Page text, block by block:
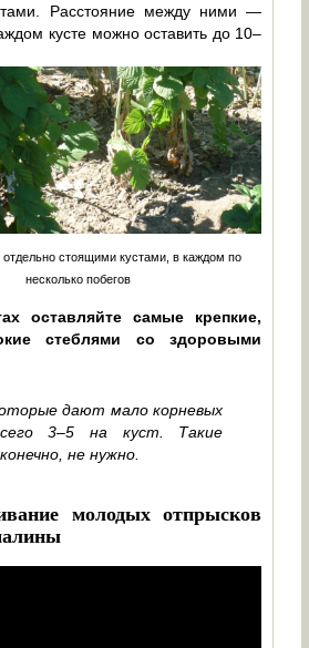
Расстояние между ними —
кусте можно оставить до 10–
отдельно стоящими кустами, в каждом по
несколько побегов
оставляйте самые крепкие,
стеблями со здоровыми
дают мало корневых
3–5 на куст. Такие
не нужно.
молодых отпрысков